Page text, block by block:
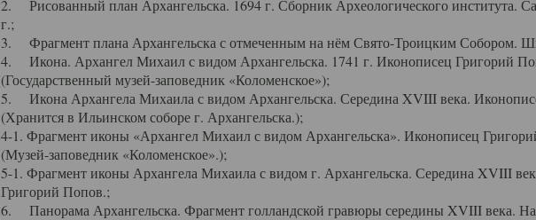
2. Рисованный план Архангельска. 1694 г. Сборник Археологического института.
г.;
3. Фрагмент плана Архангельска с отмеченным на нём Свято-Троицким Собором.
4. Икона. Архангел Михаил с видом Архангельска. 1741 г. Иконописец Григорий
(Государственный музей-заповедник «Коломенское»);
5. Икона Архангела Михаила с видом Архангельска. Середина XVIII века.
(Хранится в Ильинском соборе г. Архангельска.);
4-1. Фрагмент иконы «Архангел Михаил с видом Архангельска». Иконописец
(Музей-заповедник «Коломенское».);
5-1. Фрагмент иконы Архангела Михаила с видом г. Архангельска. Середина XVIII
Григорий Попов.;
6. Панорама Архангельска. Фрагмент голландской гравюры середины XVIII века.